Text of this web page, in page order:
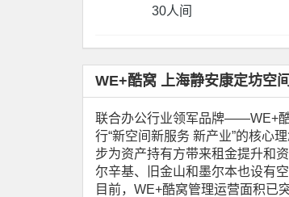
30人间
WE+酷窝 上海静安康定坊空
联合办公行业领军品牌——WE+
行“新空间新服务 新产业”的核心
步为资产持有方带来租金提升和
尔辛基、旧金山和墨尔本也设有
目前，WE+酷窝管理运营面积已